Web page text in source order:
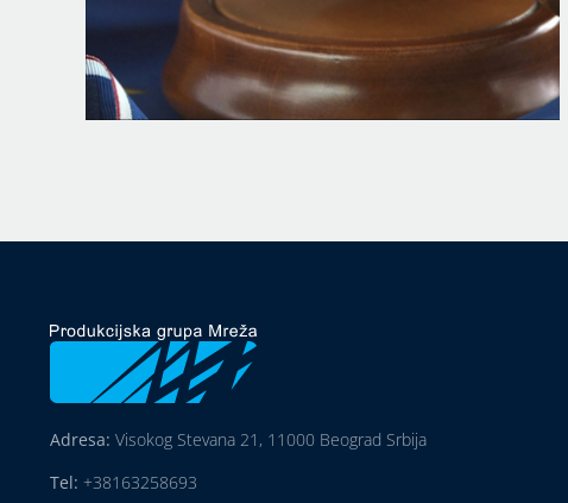
Adresa: Visokog Stevana 21, 11000 Beograd Srbija
Tel: +38163258693